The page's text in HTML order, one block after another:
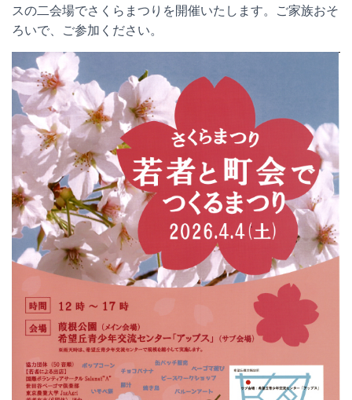
スの二会場でさくらまつりを開催いたします。ご家族おそ
ろいで、ご参加ください。